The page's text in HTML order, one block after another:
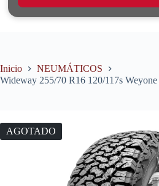
Inicio
NEUMÁTICOS
Wideway 255/70 R16 120/117s
AGOTADO